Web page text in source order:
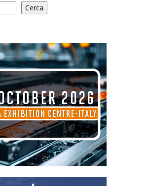
Cerca